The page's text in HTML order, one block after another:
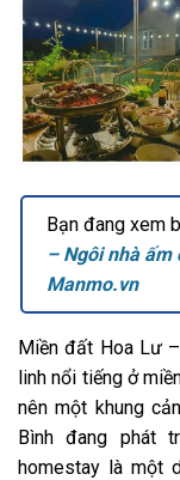
Bạn đang xem
– Ngôi nhà
Manmo.vn
Miền đất Hoa Lư
linh nổi tiếng ở
nên một khung
Bình đang phát
homestay là một